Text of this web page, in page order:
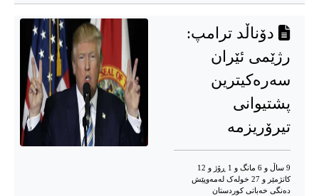
دۆناڵد ترامپ:
رژێمی ئێران
سەرەکیترین
پشتیوانی
تیرۆریزمە
9 ساڵ و 6 مانگ و 1 ڕۆژ و 12
کاتژمێر و 27 خوله‌ک له‌مه‌وپێش‌
دەنگی خەباتی کوردستان